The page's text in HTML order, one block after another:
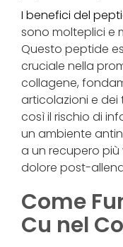
I benefici del
sono molteplici e
Questo peptide
cruciale nella
collagene,
articolazioni e
così il rischio di
un ambiente
a un recupero
dolore post-
Come
Cu nel